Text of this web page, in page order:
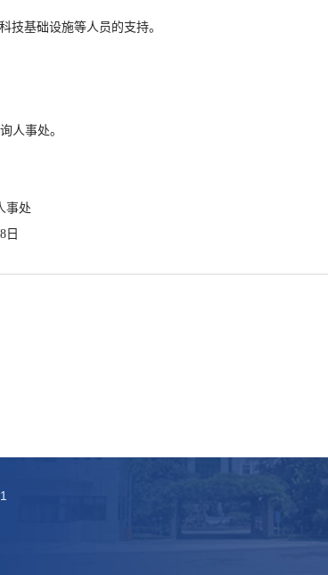
技基础设施等人员的支持。
人事处。